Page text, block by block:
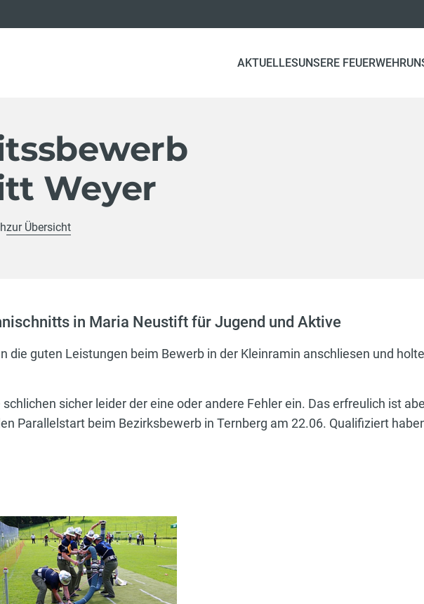
AKTUELLESUNSERE FEUERWEHR
Weyer
zur Übersicht
in Maria Neustift für Jugend und Aktive
die guten Leistungen beim Bewerb in der Kleinramin anschliesen und
sicher leider der eine oder andere Fehler ein. Das erfreulich ist
Parallelstart beim Bezirksbewerb in Ternberg am 22.06. Qualifiziert